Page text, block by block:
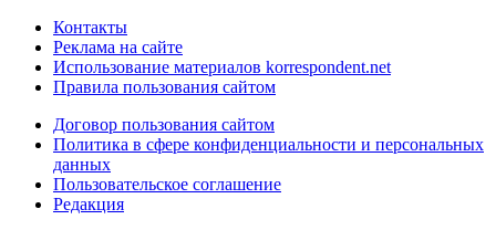
Контакты
Реклама на сайте
Использование материалов korrespondent.net
Правила пользования сайтом
Договор пользования сайтом
Политика в сфере конфиденциальности и персональных
данных
Пользовательское соглашение
Редакция